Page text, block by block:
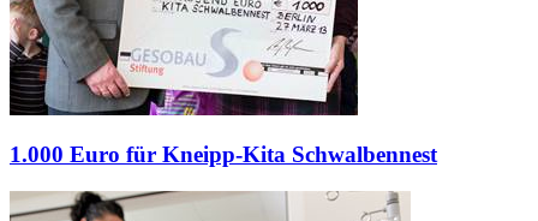
1.000 Euro für Kneipp-Kita Schwalbennest